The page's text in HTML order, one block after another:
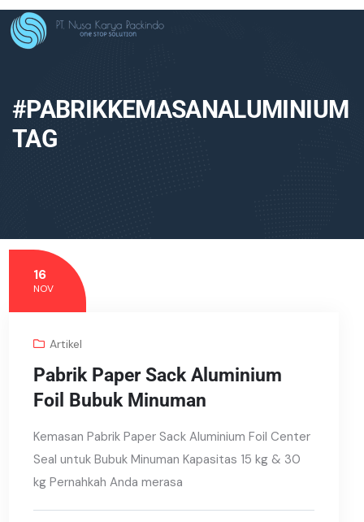
#PABRIKKEMASANALUMINIUM
TAG
16
NOV
Artikel
Pabrik Paper Sack Aluminium
Foil Bubuk Minuman
Kemasan Pabrik Paper Sack Aluminium Foil Center
Seal untuk Bubuk Minuman Kapasitas 15 kg & 30
kg Pernahkah Anda merasa